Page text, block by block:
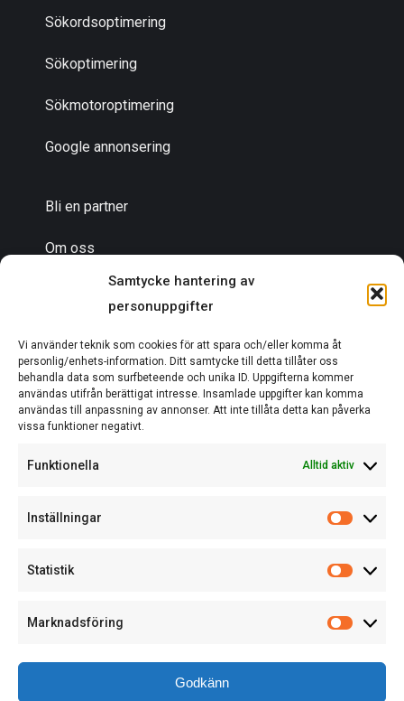
Samtycke hantering av
personuppgifter
Vi använder teknik som cookies för att spara och/eller komma åt
personlig/enhets-information. Ditt samtycke till detta tillåter oss
behandla data som surfbeteende och unika ID. Uppgifterna kommer
användas utifrån berättigat intresse. Insamlade uppgifter kan komma
användas till anpassning av annonser. Att inte tillåta detta kan påverka
vissa funktioner negativt.
Funktionella Alltid aktiv
Inställningar
Statistik
Marknadsföring
Godkänn
Sökordsoptimering
Sökoptimering
Sökmotoroptimering
Google annonsering
Bli en partner
Om oss
EN DEL AV ACTCOM